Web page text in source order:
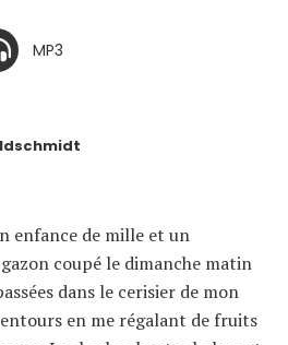
MP3
enfance de mille et un
gazon coupé le dimanche matin
dans le cerisier de mon
en me régalant de fruits